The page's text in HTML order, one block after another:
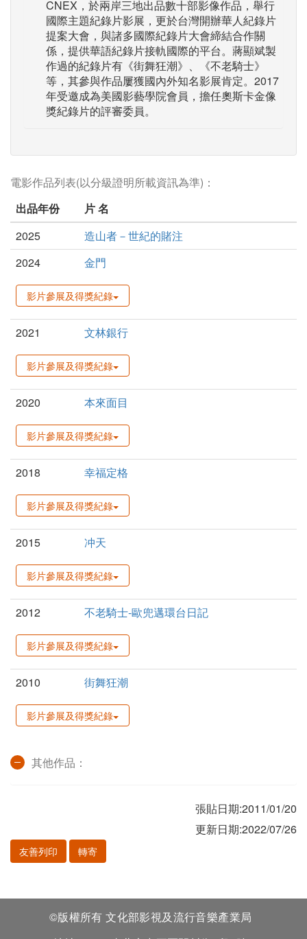
CNEX，於兩岸三地出品數十部影像作品，舉行
國際主題紀錄片影展，更於台灣開辦華人紀錄片
提案大會，與諸多國際紀錄片大會締結合作關
係，提供華語紀錄片接軌國際的平台。蔣顯斌製
作過的紀錄片有《街舞狂潮》、《不老騎士》
等，其參與作品屢獲國內外知名影展肯定。2017
年受邀成為美國影藝學院會員，擔任奧斯卡金像
獎紀錄片的評審委員。
電影作品列表(以分級證明所載資訊為準)：
出品年份
片 名
2025
造山者－世紀的賭注
2024
金門
影片參展及得獎紀錄
2021 文林銀行
影片參展及得獎紀錄
2020 本來面目
影片參展及得獎紀錄
2018 幸福定格
影片參展及得獎紀錄
2015 冲天
影片參展及得獎紀錄
2012 不老騎士-歐兜邁環台日記
影片參展及得獎紀錄
2010 街舞狂潮
影片參展及得獎紀錄
其他作品：
張貼日期:2011/01/20
更新日期:2022/07/26
友善列印 轉寄
©版權所有 文化部影視及流行音樂產業局